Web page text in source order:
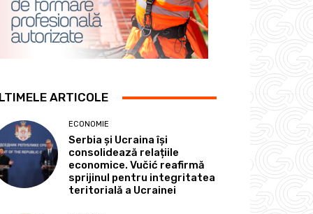
ARTICOLE
ECONOMIE
Serbia și Ucraina își
consolidează relațiile
economice. Vučić reafirmă
sprijinul pentru integritatea
teritorială a Ucrainei